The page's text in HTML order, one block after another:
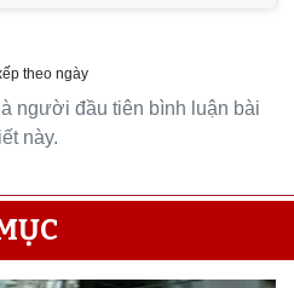
theo ngày
người đầu tiên bình luận bài
này.